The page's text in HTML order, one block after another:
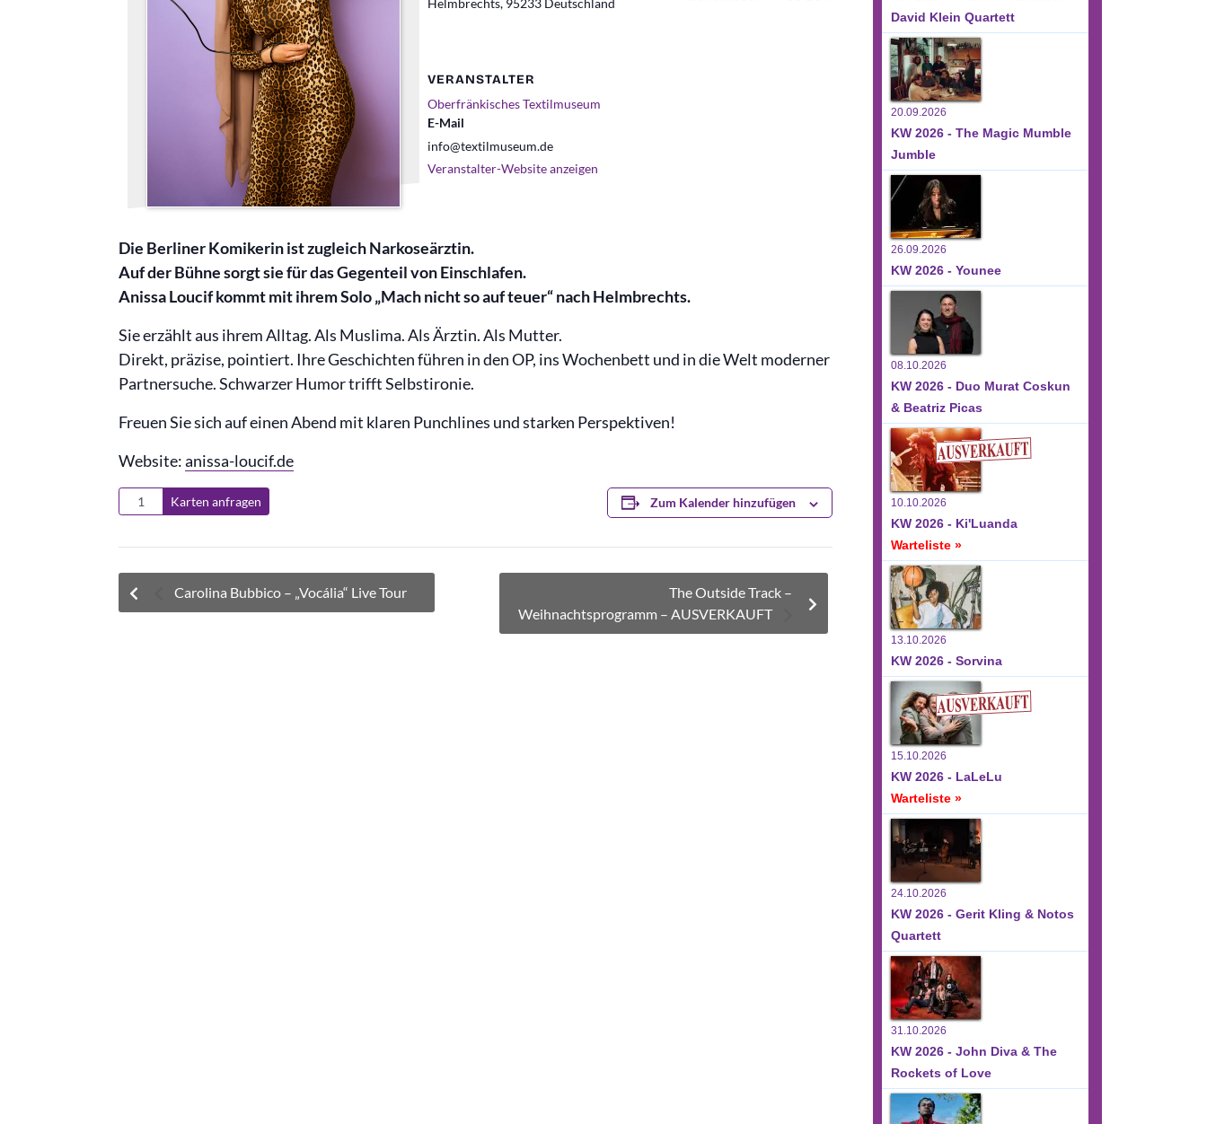
Helmbrechts, 95233 Deutschland
VERANSTALTER
Oberfränkisches Textilmuseum
E-Mail
info@textilmuseum.de
Veranstalter-Website anzeigen
Die Berliner Komikerin ist zugleich Narkoseärztin.
Auf der Bühne sorgt sie für das Gegenteil von Einschlafen.
Anissa Loucif kommt mit ihrem Solo „Mach nicht so auf teuer“ nach Helmbrechts.
Sie erzählt aus ihrem Alltag. Als Muslima. Als Ärztin. Als Mutter.
Direkt, präzise, pointiert. Ihre Geschichten führen in den OP, ins Wochenbett und in die Welt moderner
Partnersuche. Schwarzer Humor trifft Selbstironie.
Freuen Sie sich auf einen Abend mit klaren Punchlines und starken Perspektiven!
Website:anissa-loucif.de
Karten anfragen Zum Kalender hinzufügen
Carolina Bubbico – „Vocália“ Live Tour
The Outside Track –
Weihnachtsprogramm – AUSVERKAUFT
David Klein Quartett
20.09.2026
KW 2026 - The Magic Mumble
Jumble
26.09.2026
KW 2026 - Younee
08.10.2026
KW 2026 - Duo Murat Coskun
& Beatriz Picas
10.10.2026
KW 2026 - Ki'Luanda
Warteliste »
13.10.2026
KW 2026 - Sorvina
15.10.2026
KW 2026 - LaLeLu
Warteliste »
24.10.2026
KW 2026 - Gerit Kling & Notos
Quartett
31.10.2026
KW 2026 - John Diva & The
Rockets of Love